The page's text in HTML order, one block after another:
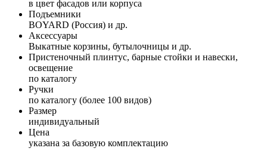
в цвет фасадов или корпуса
Подъемники
BOYARD (Россия) и др.
Аксессуары
Выкатные корзины, бутылочницы и др.
Пристеночный плинтус, барные стойки и навески,
освещение
по каталогу
Ручки
по каталогу (более 100 видов)
Размер
индивидуальный
Цена
указана за базовую комплектацию